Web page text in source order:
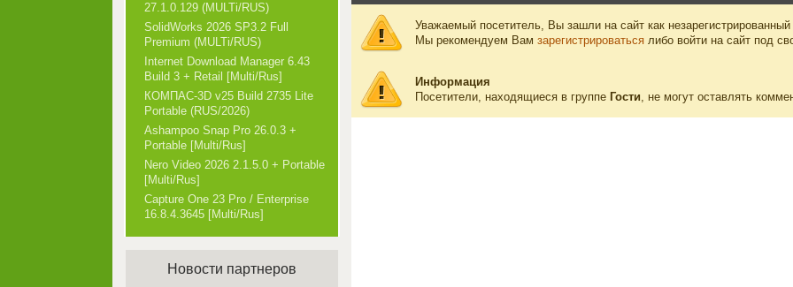
Уважаемый посетитель, Вы зашли на сайт как
Мы рекомендуем Вам зарегистрироваться либо войти на сайт под
Информация
Посетители, находящиеся в группе Гости, не могут оставлять
27.1.0.129 (MULTi/RUS)
SolidWorks 2026 SP3.2 Full
Premium (MULTi/RUS)
Internet Download Manager 6.43
Build 3 + Retail [Multi/Rus]
КОМПАС-3D v25 Build 2735 Lite
Portable (RUS/2026)
Ashampoo Snap Pro 26.0.3 +
Portable [Multi/Rus]
Nero Video 2026 2.1.5.0 + Portable
[Multi/Rus]
Capture One 23 Pro / Enterprise
16.8.4.3645 [Multi/Rus]
Новости партнеров